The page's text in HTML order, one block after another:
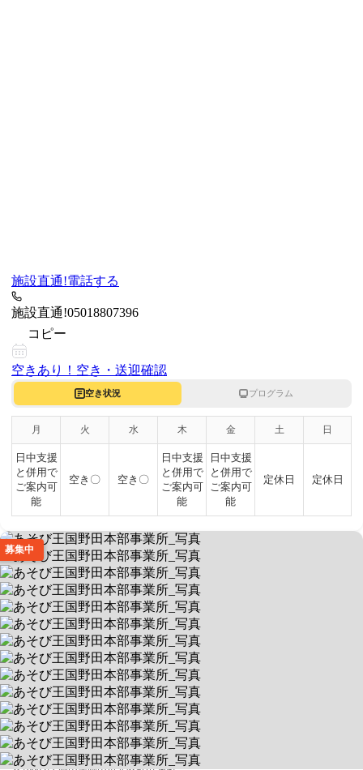
施設直通!電話する
施設直通!05018807396
コピー
空きあり！ 空き・送迎確認
空き状況 プログラム
月 火 水 木 金 土 日
日中支援
と併用で
ご案内可
能
空き〇 空き〇
日中支援
と併用で
ご案内可
能
日中支援
と併用で
ご案内可
能
定休日 定休日
募集中
あそび王国野田本部事業所
理学療法士による専門的運動療育
送迎あり 空きあり
平日 10:00 ~ 16:00 / 土 10:00 ~ 16:00